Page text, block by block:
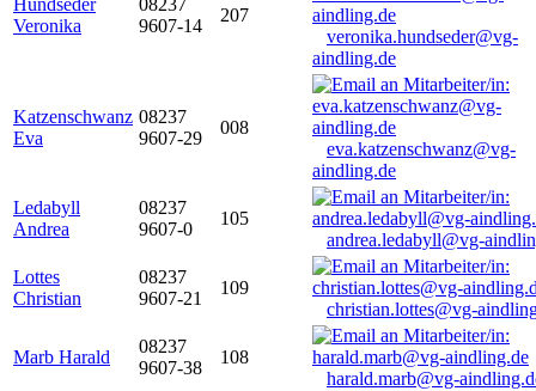
Hundseder
Veronika
08237
9607-14
207
veronika.hundseder@vg-
aindling.de
Katzenschwanz
Eva
08237
9607-29
008
eva.katzenschwanz@vg-
aindling.de
Ledabyll
Andrea
08237
9607-0
105
andrea.ledabyll@vg-
Lottes
Christian
08237
9607-21
109
christian.lottes@vg-
Marb Harald
08237
9607-38
108
harald.marb@vg-